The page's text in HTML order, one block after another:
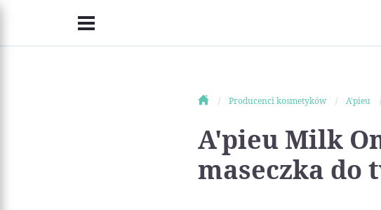
Producenci kosmetyków A'pieu
A'pieu Milk
maseczka do